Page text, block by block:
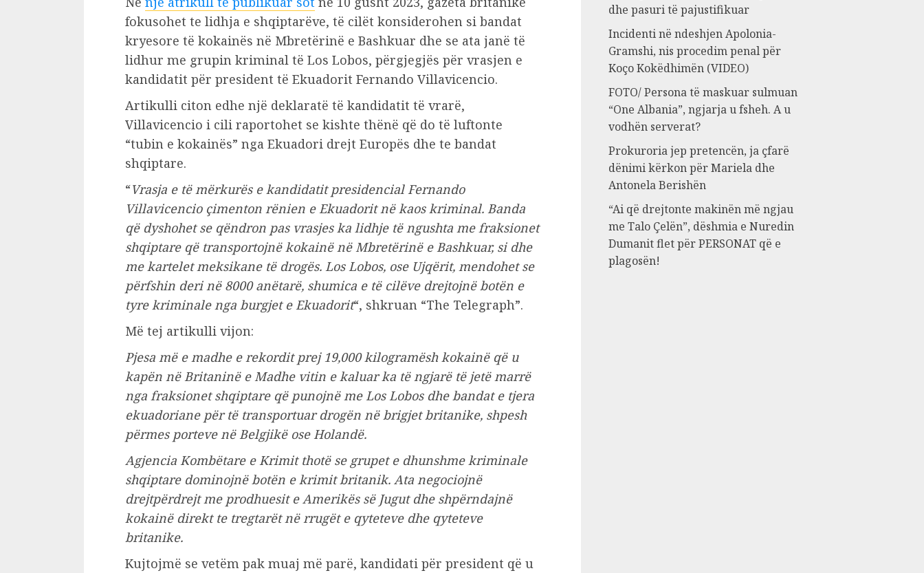
fokusohet te lidhja e shqiptarëve, të cilët konsiderohen si bandat
kryesore të kokainës në Mbretërinë e Bashkuar dhe se ata janë të
lidhur me grupin kriminal të Los Lobos, përgjegjës për vrasjen e
kandidatit për president të Ekuadorit Fernando Villavicencio.
Artikulli citon edhe një deklaratë të kandidatit të vrarë,
Villavicencio i cili raportohet se kishte thënë që do të luftonte
“tubin e kokainës” nga Ekuadori drejt Europës dhe te bandat
shqiptare.
“Vrasja e të mërkurës e kandidatit presidencial Fernando
Villavicencio çimenton rënien e Ekuadorit në kaos kriminal. Banda
që dyshohet se qëndron pas vrasjes ka lidhje të ngushta me fraksionet
shqiptare që transportojnë kokainë në Mbretërinë e Bashkuar, si dhe
me kartelet meksikane të drogës. Los Lobos, ose Ujqërit, mendohet se
përfshin deri në 8000 anëtarë, shumica e të cilëve drejtojnë botën e
tyre kriminale nga burgjet e Ekuadorit“, shkruan “The Telegraph”.
Më tej artikulli vijon:
Pjesa më e madhe e rekordit prej 19,000 kilogramësh kokainë që u
kapën në Britaninë e Madhe vitin e kaluar ka të ngjarë të jetë marrë
nga fraksionet shqiptare që punojnë me Los Lobos dhe bandat e tjera
ekuadoriane për të transportuar drogën në brigjet britanike, shpesh
përmes porteve në Belgjikë ose Holandë.
Agjencia Kombëtare e Krimit thotë se grupet e dhunshme kriminale
shqiptare dominojnë botën e krimit britanik. Ata negociojnë
drejtpërdrejt me prodhuesit e Amerikës së Jugut dhe shpërndajnë
kokainë direkt te tregtarët në rrugët e qyteteve dhe qyteteve
britanike.
Kujtojmë se vetëm pak muaj më parë, kandidati për president që u
dhe pasuri të pajustifikuar
Incidenti në ndeshjen Apolonia-
Gramshi, nis procedim penal për
Koço Kokëdhimën (VIDEO)
FOTO/ Persona të maskuar sulmuan
“One Albania”, ngjarja u fsheh. A u
vodhën serverat?
Prokuroria jep pretencën, ja çfarë
dënimi kërkon për Mariela dhe
Antonela Berishën
“Ai që drejtonte makinën më ngjau
me Talo Çelën”, dëshmia e Nuredin
Dumanit flet për PERSONAT që e
plagosën!